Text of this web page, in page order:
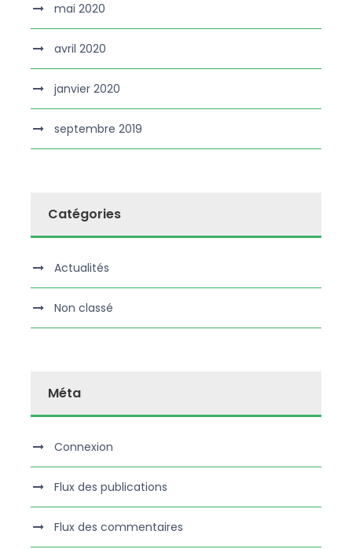
mai 2020
avril 2020
janvier 2020
septembre 2019
Catégories
Actualités
Non classé
Méta
Connexion
Flux des publications
Flux des commentaires